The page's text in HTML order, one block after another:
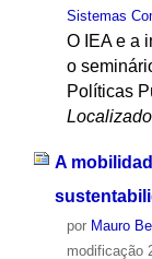
Sistemas
O IEA e a
o
Políticas
A
por Mauro
modificação